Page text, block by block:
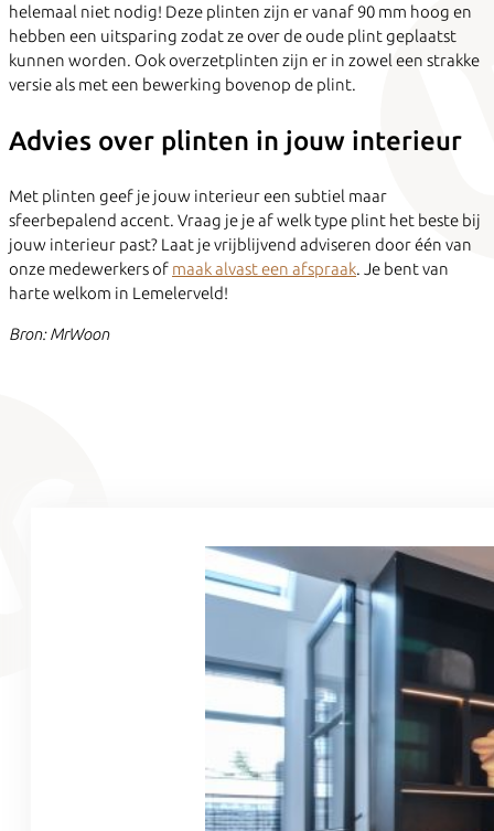
helemaal niet nodig! Deze plinten zijn er vanaf 90 mm hoog en
hebben een uitsparing zodat ze over de oude plint geplaatst
kunnen worden. Ook overzetplinten zijn er in zowel een strakke
versie als met een bewerking bovenop de plint.
Advies over plinten in jouw interieur
Met plinten geef je jouw interieur een subtiel maar
sfeerbepalend accent. Vraag je je af welk type plint het beste bij
jouw interieur past? Laat je vrijblijvend adviseren door één van
onze medewerkers of maak alvast een afspraak. Je bent van
harte welkom in Lemelerveld!
Bron: MrWoon